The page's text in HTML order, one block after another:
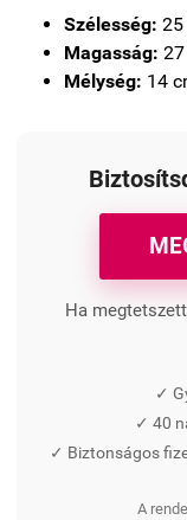
Szélesség: 25
Magasság:
Mélység: 14
Ha
✓
✓ 40
✓ Biztonságos
A